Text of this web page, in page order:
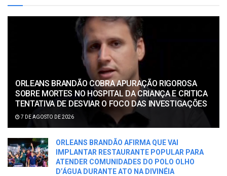
ORLEANS BRANDÃO COBRA APURAÇÃO RIGOROSA
SOBRE MORTES NO HOSPITAL DA CRIANÇA E CRITICA
TENTATIVA DE DESVIAR O FOCO DAS INVESTIGAÇÕES
7 DE AGOSTO DE 2026
ORLEANS BRANDÃO AFIRMA QUE VAI
IMPLANTAR RESTAURANTE POPULAR PARA
ATENDER COMUNIDADES DO POLO OLHO
D’ÁGUA DURANTE ATO NA DIVINÉIA